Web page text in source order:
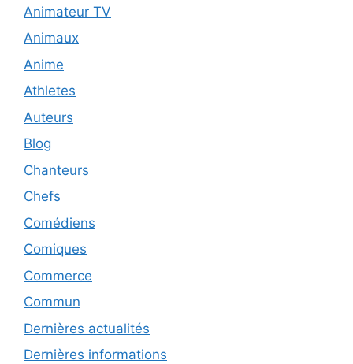
Animateur TV
Animaux
Anime
Athletes
Auteurs
Blog
Chanteurs
Chefs
Comédiens
Comiques
Commerce
Commun
Dernières actualités
Dernières informations